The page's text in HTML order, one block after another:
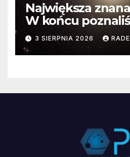
Największa
W końcu
faktyczne
3 SIERPNIA 2026